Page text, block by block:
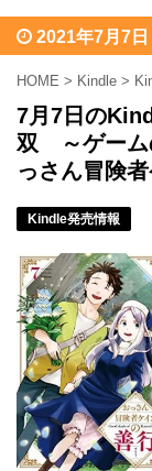
2021年7月7日
HOME > Kindle >
7月7日の
双 ～ゲーム
っさん冒険
Kindle発売情報